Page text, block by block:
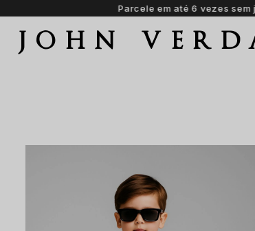
Parcele em até 6 vezes sem
JOHN